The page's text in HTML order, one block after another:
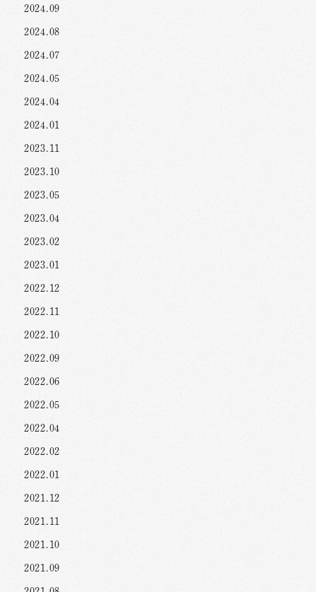
2024.09
2024.08
2024.07
2024.05
2024.04
2024.01
2023.11
2023.10
2023.05
2023.04
2023.02
2023.01
2022.12
2022.11
2022.10
2022.09
2022.06
2022.05
2022.04
2022.02
2022.01
2021.12
2021.11
2021.10
2021.09